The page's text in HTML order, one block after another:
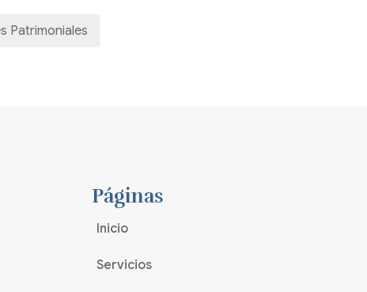
Patrimoniales
Páginas
Inicio
Servicios